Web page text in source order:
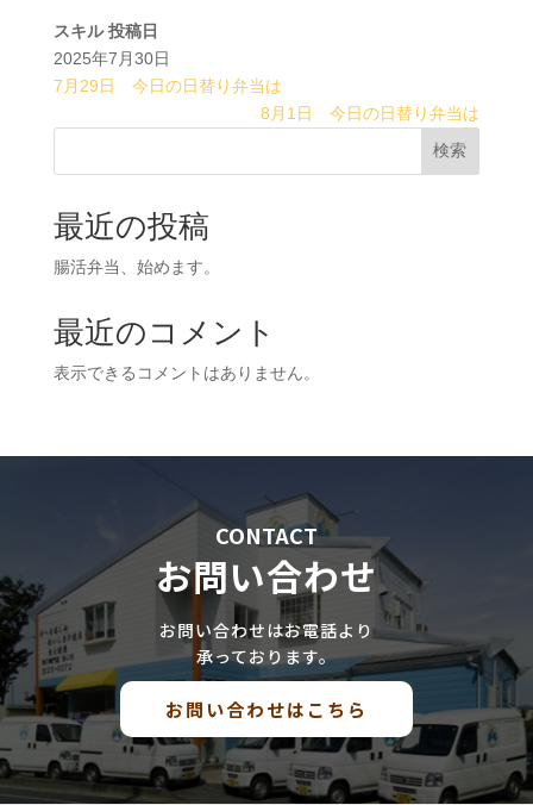
スキル 投稿日
2025年7月30日
7月29日 今日の日替り弁当は
8月1日 今日の日替り弁当は
検索
最近の投稿
腸活弁当、始めます。
最近のコメント
表示できるコメントはありません。
CONTACT
お問い合わせ
お問い合わせはお電話より
承っております。
お問い合わせはこちら